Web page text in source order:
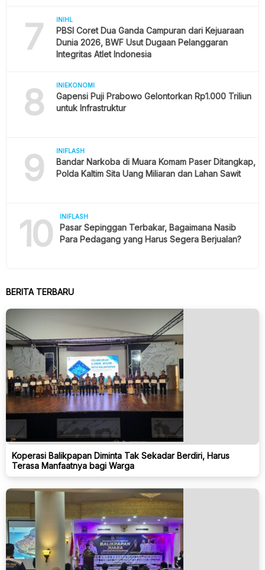
7 INIHL
PBSI Coret Dua Ganda Campuran dari Kejuaraan
Dunia 2026, BWF Usut Dugaan Pelanggaran
Integritas Atlet Indonesia
8 INIEKONOMI
Gapensi Puji Prabowo Gelontorkan Rp1.000 Triliun
untuk Infrastruktur
9 INIFLASH
Bandar Narkoba di Muara Komam Paser Ditangkap,
Polda Kaltim Sita Uang Miliaran dan Lahan Sawit
10 INIFLASH
Pasar Sepinggan Terbakar, Bagaimana Nasib
Para Pedagang yang Harus Segera Berjualan?
BERITA TERBARU
Koperasi Balikpapan Diminta Tak Sekadar Berdiri, Harus
Terasa Manfaatnya bagi Warga